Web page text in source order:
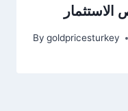
By goldpricesturkey